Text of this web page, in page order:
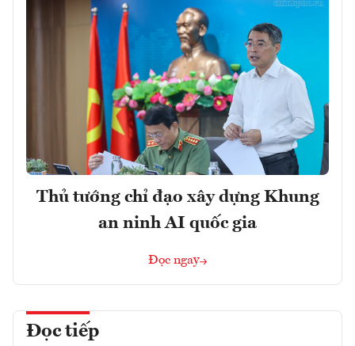
Thủ tướng chỉ đạo xây dựng Khung
an ninh AI quốc gia
Đọc ngay
Đọc tiếp